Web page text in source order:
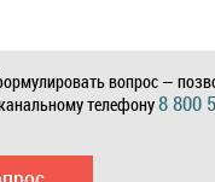
вопрос —
телефону8 800